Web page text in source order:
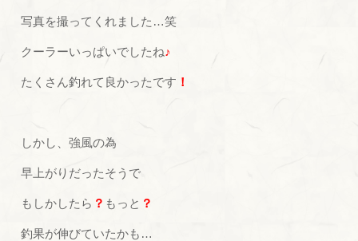
写真を撮ってくれました…笑
クーラーいっぱいでしたね♪
たくさん釣れて良かったです ！
しかし、強風の為
早上がりだったそうで
もしかしたら ？ もっと ？
釣果が伸びていたかも…